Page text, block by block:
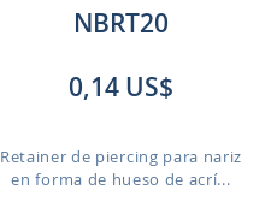
NBRT20
0,14 US$
Retainer de piercing para nariz
en forma de hueso de acrí...